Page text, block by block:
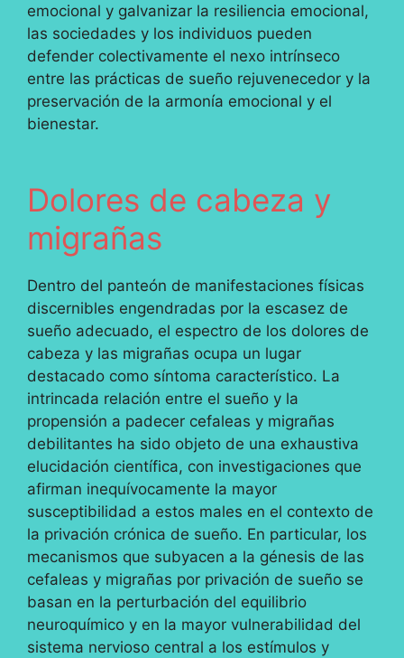
emocional y galvanizar la resiliencia emocional,
las sociedades y los individuos pueden
defender colectivamente el nexo intrínseco
entre las prácticas de sueño rejuvenecedor y la
preservación de la armonía emocional y el
bienestar.
Dolores de cabeza y
migrañas
Dentro del panteón de manifestaciones físicas
discernibles engendradas por la escasez de
sueño adecuado, el espectro de los dolores de
cabeza y las migrañas ocupa un lugar
destacado como síntoma característico. La
intrincada relación entre el sueño y la
propensión a padecer cefaleas y migrañas
debilitantes ha sido objeto de una exhaustiva
elucidación científica, con investigaciones que
afirman inequívocamente la mayor
susceptibilidad a estos males en el contexto de
la privación crónica de sueño. En particular, los
mecanismos que subyacen a la génesis de las
cefaleas y migrañas por privación de sueño se
basan en la perturbación del equilibrio
neuroquímico y en la mayor vulnerabilidad del
sistema nervioso central a los estímulos y